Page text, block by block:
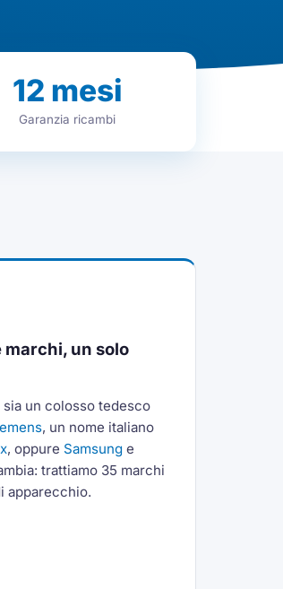
12 mesi
Garanzia ricambi
un solo
sia un colosso tedesco
, un nome italiano
, oppure Samsunge
trattiamo 35 marchi
apparecchio.